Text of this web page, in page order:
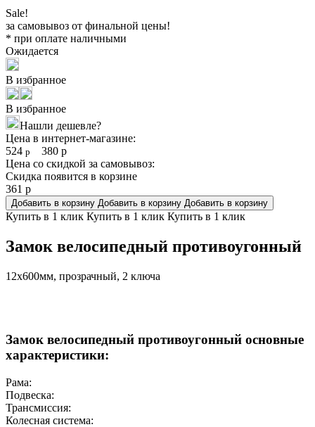
Sale!
за самовывоз от финальной цены!
* при оплате наличными
Ожидается
В избранное
В избранное
Нашли дешевле?
Цена в интернет-магазине:
524 р 380 р
Цена со скидкой за самовывоз:
Скидка появится в корзине
361 р
Добавить в корзину Добавить в корзину Добавить в корзину
Купить в 1 клик Купить в 1 клик Купить в 1 клик
Замок велосипедный противоугонный
12х600мм, прозрачный, 2 ключа
Замок велосипедный противоугонный основные
характеристики:
Рама:
Подвеска:
Трансмиссия:
Колесная система: